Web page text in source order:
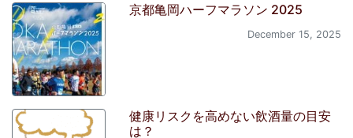
京都亀岡ハーフマラソン 2025
December 15, 2025
健康リスクを高めない飲酒量の目安
は？